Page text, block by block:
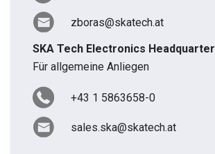
zboras@skatech.at
SKA Tech Electronics Headquarter
Für allgemeine Anliegen
+43 1 5863658-0
sales.ska@skatech.at